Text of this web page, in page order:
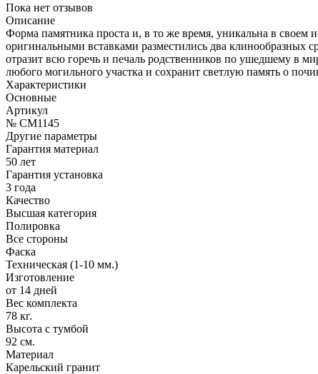
Пока нет отзывов
Описание
Форма памятника проста и, в то же время, уникальна в своем
оригинальными вставками разместились два клинообразных
отразит всю горечь и печаль родственников по ушедшему в
любого могильного участка и сохранит светлую память о
Характеристики
Основные
Артикул
№ CM1145
Другие параметры
Гарантия материал
50 лет
Гарантия установка
3 года
Качество
Высшая категория
Полировка
Все стороны
Фаска
Техническая (1-10 мм.)
Изготовление
от 14 дней
Вес комплекта
78 кг.
Высота с тумбой
92 см.
Материал
Карельский гранит